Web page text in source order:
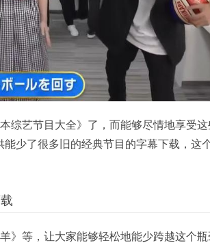
综艺节目大全》了，而能够尽情地享受
能少了很多旧的经典节目的字幕下载，这
》等，让大家能够轻松地能少跨越这个